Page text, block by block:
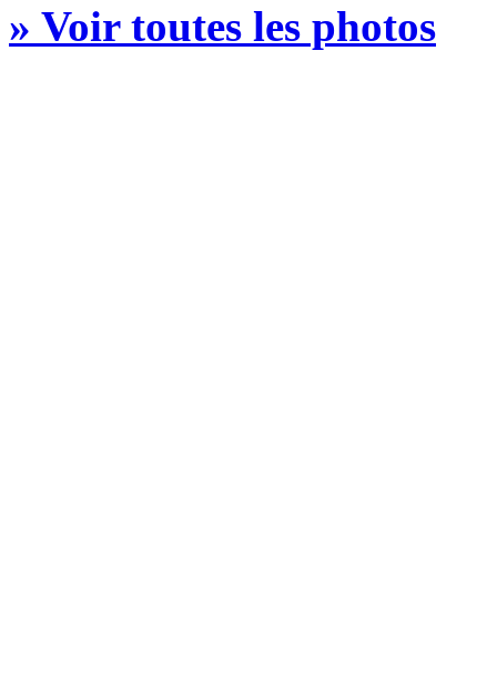
» Voir toutes les photos